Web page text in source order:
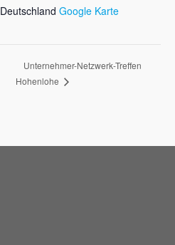
Deutschland Google Karte
Unternehmer-Netzwerk-Treffen
Hohenlohe